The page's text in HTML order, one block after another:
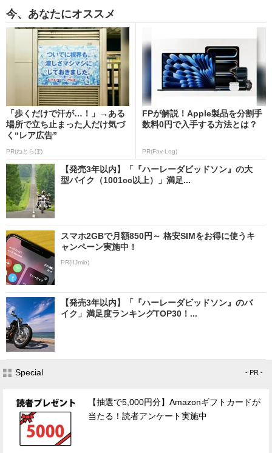
今、あなたにオススメ
「歩くだけで汗が…！」→ある
場所で立ち止まった人だけ気づ
く“レア広告”
PR(ねとらぼ)
FPが解説！Apple製品を分割手
数料0円で入手する方法とは？
PR(Fav-Log)
【発売3年以内】「『ハーレーダビッドソン』の大
型バイク（1001cc以上）」満足...
スマホ2GBで月額850円～ 格安SIMをお得に使うキ
ャンペーン実施中！
PR(IIJmio)
【発売3年以内】「『ハーレーダビッドソン』のバ
イク」満足度ランキングTOP30！...
Special - PR -
【抽選で5,000円分】Amazonギフトカードが
当たる！読者アンケート実施中